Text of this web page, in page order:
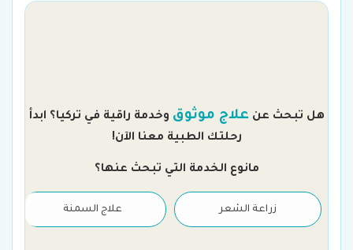
هل تبحث عن علاج موثوق وخدمة راقية في تركيا؟ ابدأ
رحلتك الطبية معنا الآن!
مانوع الخدمة التي تبحث عنها؟
زراعة الشعر علاج السمنة